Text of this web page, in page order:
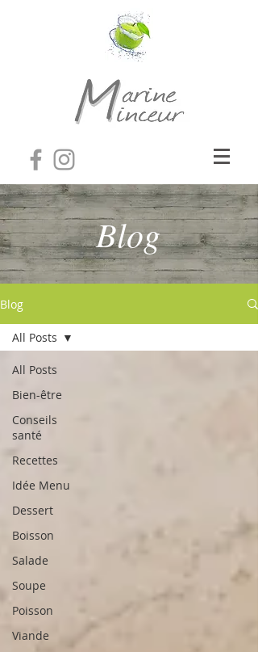
Blog
Blog
All Posts
Bien-être
Conseils
santé
Recettes
Idée Menu
Dessert
Boisson
Salade
Soupe
Poisson
Viande
All Posts